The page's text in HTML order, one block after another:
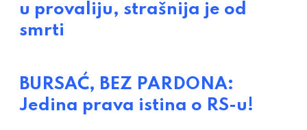
u provaliju, strašnija je od
smrti
BURSAĆ, BEZ PARDONA:
Jedina prava istina o RS-u!